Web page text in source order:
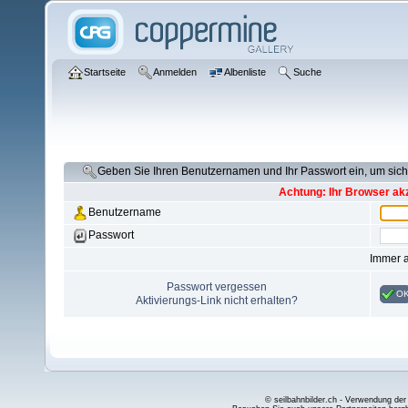
Startseite Anmelden Albenliste Suche
Geben Sie Ihren Benutzernamen und Ihr Passwort ein, um
Achtung: Ihr Browser
Benutzername
Passwort
Immer
Passwort vergessen
Aktivierungs-Link nicht erhalten?
© seilbahnbilder.ch - Verwendung